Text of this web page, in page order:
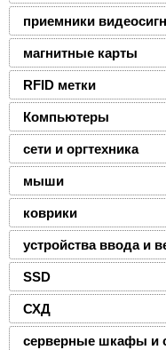
приемники
магнитные карты
RFID метки
Компьютеры
сети и оргтехника
мыши
коврики
устройства ввода и
SSD
СХД
серверные шкафы и